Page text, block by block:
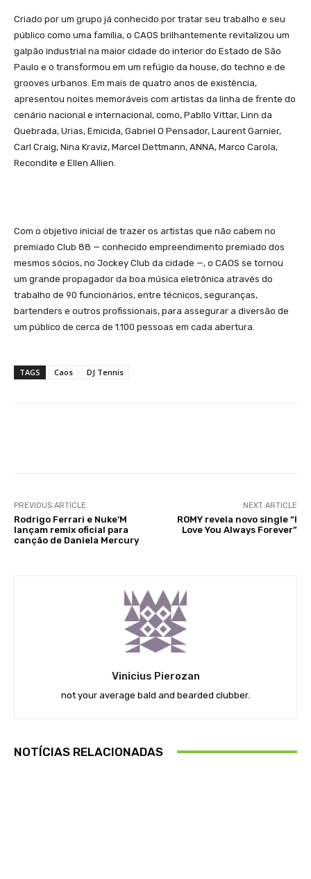
Criado por um grupo já conhecido por tratar seu trabalho e seu
público como uma família, o CAOS brilhantemente revitalizou um
galpão industrial na maior cidade do interior do Estado de São
Paulo e o transformou em um refúgio da house, do techno e de
grooves urbanos. Em mais de quatro anos de existência,
apresentou noites memoráveis com artistas da linha de frente do
cenário nacional e internacional, como, Pabllo Vittar, Linn da
Quebrada, Urias, Emicida, Gabriel O Pensador, Laurent Garnier,
Carl Craig, Nina Kraviz, Marcel Dettmann, ANNA, Marco Carola,
Recondite e Ellen Allien.
Com o objetivo inicial de trazer os artistas que não cabem no
premiado Club 88 — conhecido empreendimento premiado dos
mesmos sócios, no Jockey Club da cidade —, o CAOS se tornou
um grande propagador da boa música eletrônica através do
trabalho de 90 funcionários, entre técnicos, seguranças,
bartenders e outros profissionais, para assegurar a diversão de
um público de cerca de 1.100 pessoas em cada abertura.
TAGS Caos DJ Tennis
PREVIOUS ARTICLE
Rodrigo Ferrari e Nuke’M
lançam remix oficial para
canção de Daniela Mercury
NEXT ARTICLE
ROMY revela novo single “I
Love You Always Forever”
Vinicius Pierozan
not your average bald and bearded clubber.
NOTÍCIAS RELACIONADAS